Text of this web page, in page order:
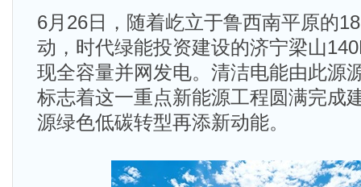
6月26日，随着屹立于鲁西南平原的
动，时代绿能投资建设的济宁梁山
现全容量并网发电。清洁电能由此源
标志着这一重点新能源工程圆满完成
源绿色低碳转型再添新动能。